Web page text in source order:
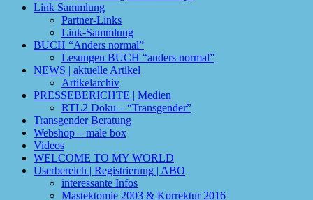
Link Sammlung
Partner-Links
Link-Sammlung
BUCH “Anders normal”
Lesungen BUCH “anders normal”
NEWS | aktuelle Artikel
Artikelarchiv
PRESSEBERICHTE | Medien
RTL2 Doku – “Transgender”
Transgender Beratung
Webshop – male box
Videos
WELCOME TO MY WORLD
Userbereich | Registrierung | ABO
interessante Infos
Mastektomie 2003 & Korrektur 2016